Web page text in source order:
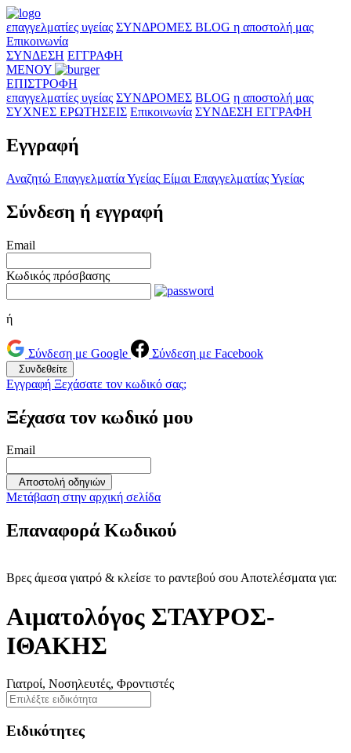
επαγγελματίες υγείας ΣΥΝΔΡΟΜΕΣ BLOG η αποστολή μας
Επικοινωνία
ΣΥΝΔΕΣΗ ΕΓΓΡΑΦΗ
ΜΕΝΟΥ
ΕΠΙΣΤΡΟΦΗ
επαγγελματίες υγείας ΣΥΝΔΡΟΜΕΣ BLOG η αποστολή μας
ΣΥΧΝΕΣ ΕΡΩΤΗΣΕΙΣ Επικοινωνία ΣΥΝΔΕΣΗ ΕΓΓΡΑΦΗ
Εγγραφή
Αναζητώ Επαγγελματία Υγείας Είμαι Επαγγελματίας Υγείας
Σύνδεση ή εγγραφή
Email
Κωδικός πρόσβασης
ή
Σύνδεση με Google Σύνδεση με Facebook
Συνδεθείτε
Εγγραφή Ξεχάσατε τον κωδικό σας;
Ξέχασα τον κωδικό μου
Email
Αποστολή οδηγιών
Μετάβαση στην αρχική σελίδα
Επαναφορά Κωδικού
Βρες άμεσα γιατρό & κλείσε το ραντεβού σου Αποτελέσματα για:
Αιματολόγος ΣΤΑΥΡΟΣ-
ΙΘΑΚΗΣ
Γιατροί, Νοσηλευτές, Φροντιστές
Ειδικότητες